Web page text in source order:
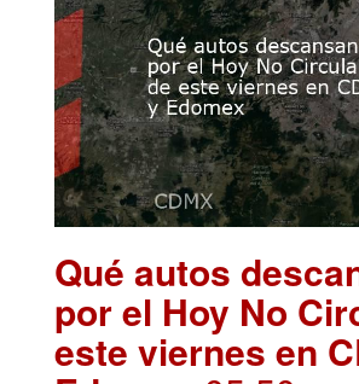
Qué autos
por el Hoy No
este viernes en